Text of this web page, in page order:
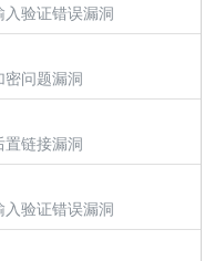
入验证错误漏洞
密问题漏洞
置链接漏洞
入验证错误漏洞